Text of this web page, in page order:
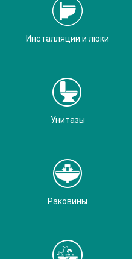
Инсталляции и люки
Унитазы
Раковины